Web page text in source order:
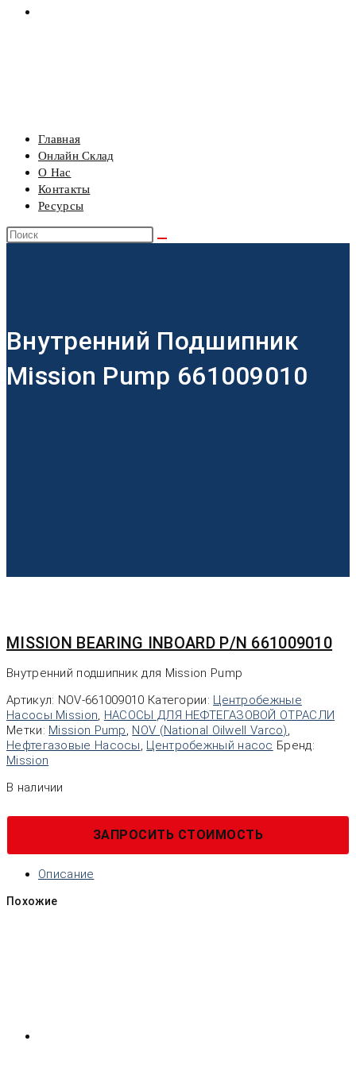
Главная
Онлайн Склад
О Нас
Контакты
Ресурсы
Внутренний Подшипник
Mission Pump 661009010
MISSION BEARING INBOARD P/N 661009010
Внутренний подшипник для Mission Pump
Артикул: NOV-661009010 Категории: Центробежные
Насосы Mission, НАСОСЫ ДЛЯ НЕФТЕГАЗОВОЙ ОТРАСЛИ
Метки: Mission Pump, NOV (National Oilwell Varco),
Нефтегазовые Насосы, Центробежный насос Бренд:
Mission
В наличии
ЗАПРОСИТЬ СТОИМОСТЬ
Описание
Похожие